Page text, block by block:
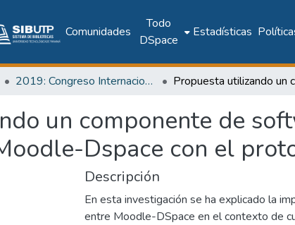
Comunidades
Todo
DSpace
Estadísticas
2019: Congreso Internacional en Inteligencia Ambiental, Ingeniería de Software y Salud Electrónica y Móvil – AmITIC 2019
un componente de
Dspace con el
Descripción
En esta investigación se ha explicado la
entre Moodle-DSpace en el contexto de